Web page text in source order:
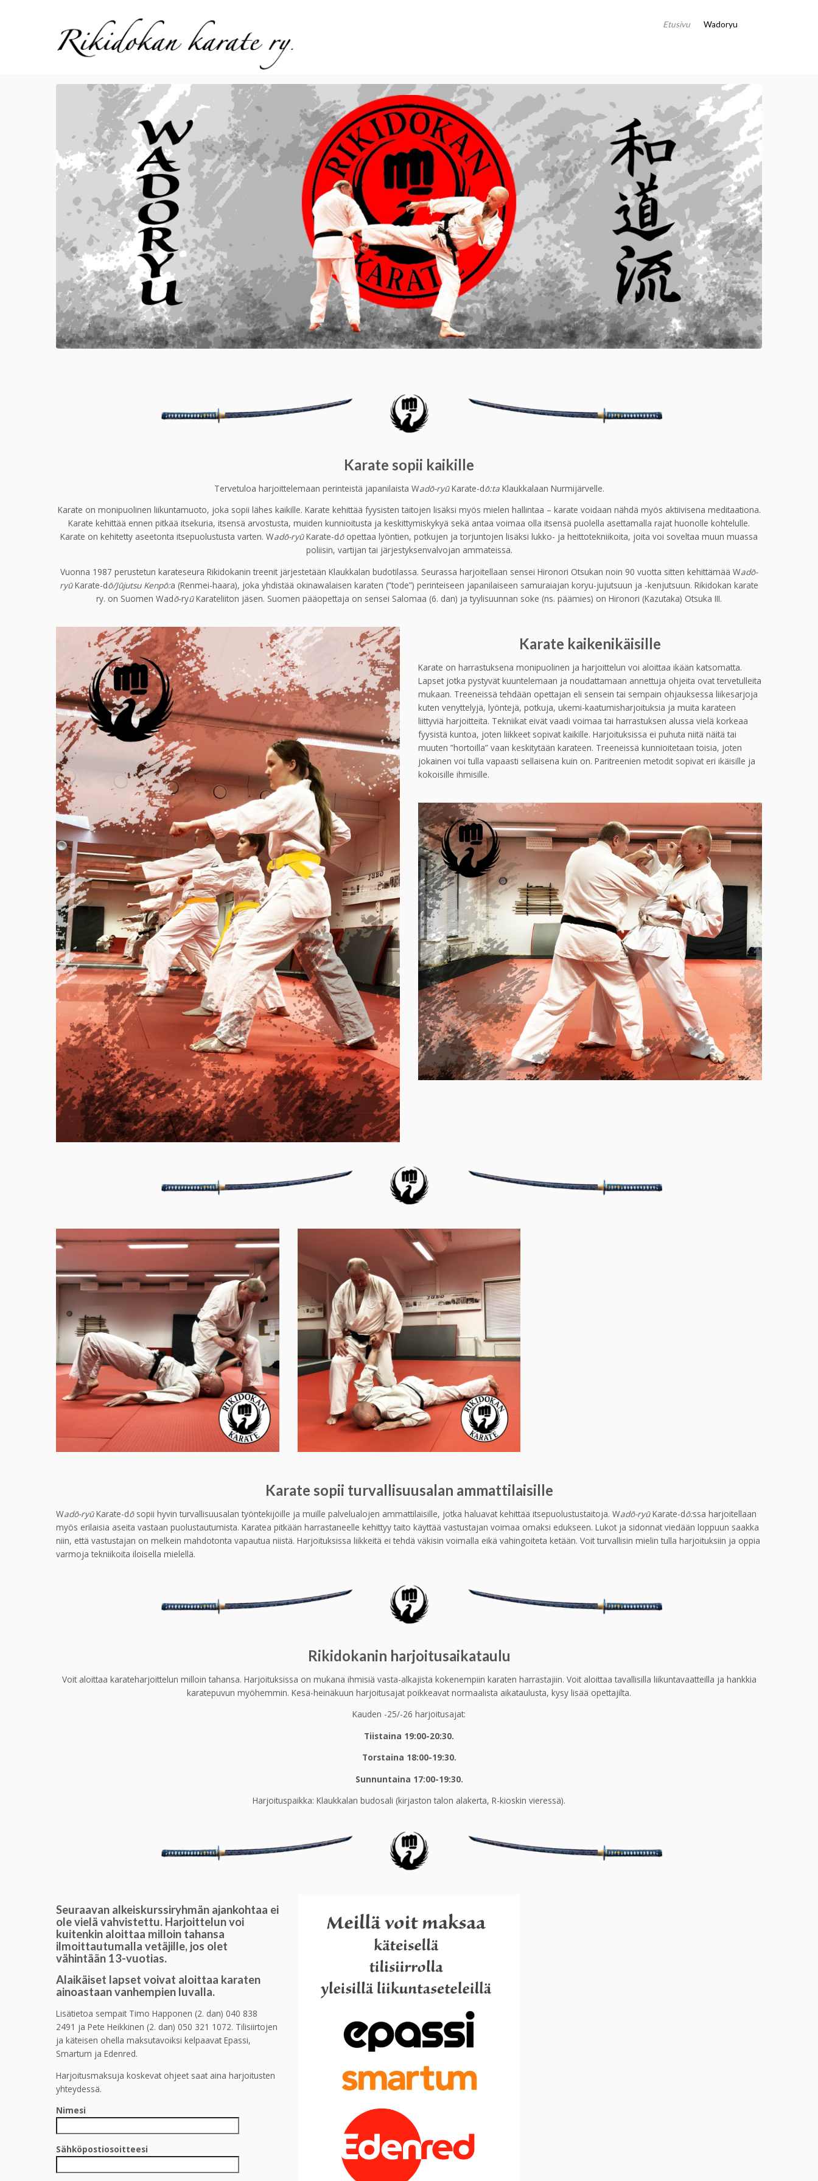
Etusivu Wadoryu
Karate sopii kaikille
Tervetuloa harjoittelemaan perinteistä japanilaista Wadō-ryūKarate-dō:taKlaukkalaan Nurmijärvelle.
Karate on monipuolinen liikuntamuoto, joka sopii lähes kaikille. Karate kehittää fyysisten taitojen lisäksi myös mielen hallintaa – karate voidaan nähdä myös aktiivisena meditaationa.
Karate kehittää ennen pitkää itsekuria, itsensä arvostusta, muiden kunnioitusta ja keskittymiskykyä sekä antaa voimaa olla itsensä puolella asettamalla rajat huonolle kohtelulle.
Karate on kehitetty aseetonta itsepuolustusta varten. Wadō-ryūKarate-dōopettaa lyöntien, potkujen ja torjuntojen lisäksi lukko- ja heittotekniikoita, joita voi soveltaa muun muassa
poliisin, vartijan tai järjestyksenvalvojan ammateissa.
Vuonna 1987 perustetun karateseura Rikidokanin treenit järjestetään Klaukkalan budotilassa. Seurassa harjoitellaan sensei Hironori Otsukan noin 90 vuotta sitten kehittämää Wadō-
ryūKarate-dō/Jūjutsu Kenpō:a (Renmei-haara), joka yhdistää okinawalaisen karaten (”tode”) perinteiseen japanilaiseen samuraiajan koryu-jujutsuun ja -kenjutsuun. Rikidokan karate
ry. on Suomen Wadō-ryūKarateliiton jäsen. Suomen pääopettaja on sensei Salomaa (6. dan) ja tyylisuunnan soke (ns. päämies) on Hironori (Kazutaka) Otsuka III.
Karate kaikenikäisille
Karate on harrastuksena monipuolinen ja harjoittelun voi aloittaa ikään katsomatta.
Lapset jotka pystyvät kuuntelemaan ja noudattamaan annettuja ohjeita ovat tervetulleita
mukaan. Treeneissä tehdään opettajan eli sensein tai sempain ohjauksessa liikesarjoja
kuten venyttelyjä, lyöntejä, potkuja, ukemi-kaatumisharjoituksia ja muita karateen
liittyviä harjoitteita. Tekniikat eivät vaadi voimaa tai harrastuksen alussa vielä korkeaa
fyysistä kuntoa, joten liikkeet sopivat kaikille. Harjoituksissa ei puhuta niitä näitä tai
muuten ”hortoilla” vaan keskitytään karateen. Treeneissä kunnioitetaan toisia, joten
jokainen voi tulla vapaasti sellaisena kuin on. Paritreenien metodit sopivat eri ikäisille ja
kokoisille ihmisille.
Karate sopii turvallisuusalan ammattilaisille
Wadō-ryūKarate-dōsopii hyvin turvallisuusalan työntekijöille ja muille palvelualojen ammattilaisille, jotka haluavat kehittää itsepuolustustaitoja. Wadō-ryūKarate-dō:ssa harjoitellaan
myös erilaisia aseita vastaan puolustautumista. Karatea pitkään harrastaneelle kehittyy taito käyttää vastustajan voimaa omaksi edukseen. Lukot ja sidonnat viedään loppuun saakka
niin, että vastustajan on melkein mahdotonta vapautua niistä. Harjoituksissa liikkeitä ei tehdä väkisin voimalla eikä vahingoiteta ketään. Voit turvallisin mielin tulla harjoituksiin ja oppia
varmoja tekniikoita iloisella mielellä.
Rikidokanin harjoitusaikataulu
Voit aloittaa karateharjoittelun milloin tahansa. Harjoituksissa on mukana ihmisiä vasta-alkajista kokenempiin karaten harrastajiin. Voit aloittaa tavallisilla liikuntavaatteilla ja hankkia
karatepuvun myöhemmin. Kesä-heinäkuun harjoitusajat poikkeavat normaalista aikataulusta, kysy lisää opettajilta.
Kauden -25/-26 harjoitusajat:
Tiistaina 19:00-20:30.
Torstaina 18:00-19:30.
Sunnuntaina 17:00-19:30.
Harjoituspaikka: Klaukkalan budosali (kirjaston talon alakerta, R-kioskin vieressä).
Seuraavan alkeiskurssiryhmän ajankohtaa ei
ole vielä vahvistettu. Harjoittelun voi
kuitenkin aloittaa milloin tahansa
ilmoittautumalla vetäjille, jos olet
vähintään 13-vuotias.
Alaikäiset lapset voivat aloittaa karaten
ainoastaan vanhempien luvalla.
Lisätietoa sempait Timo Happonen (2. dan) 040 838
2491 ja Pete Heikkinen (2. dan) 050 321 1072. Tilisiirtojen
ja käteisen ohella maksutavoiksi kelpaavat Epassi,
Smartum ja Edenred.
Harjoitusmaksuja koskevat ohjeet saat aina harjoitusten
yhteydessä.
Nimesi
Sähköpostiosoitteesi